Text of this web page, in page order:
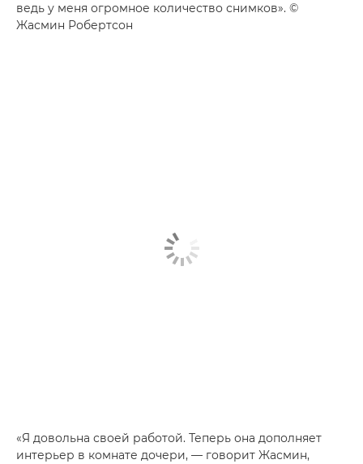
ведь у меня огромное количество снимков». ©
Жасмин Робертсон
«Я довольна своей работой. Теперь она дополняет
интерьер в комнате дочери, — говорит Жасмин,